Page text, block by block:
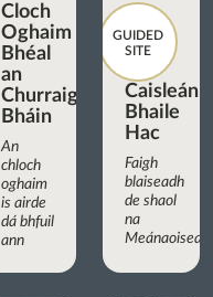
Cloch
Oghaim
Bhéal
an
Churraigh
Bháin
An
chloch
oghaim
is airde
dá bhfuil
ann
GUIDED
SITE
Caisleán
Bhaile
Hac
Faigh
blaiseadh
de shaol
na